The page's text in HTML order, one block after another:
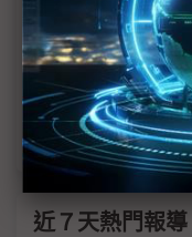
全球手機市況冷
中國補貼難救手機
下半年手機市況
近７天熱門報導